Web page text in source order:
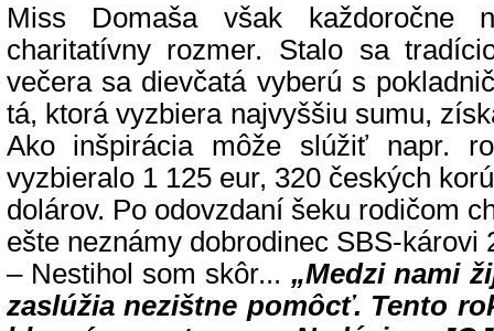
Miss Domaša však každoročne
charitatívny rozmer. Stalo sa
večera sa dievčatá vyberú s
tá, ktorá vyzbiera najvyššiu sumu,
Ako inšpirácia môže slúžiť napr.
vyzbieralo 1 125 eur, 320 českých
dolárov. Po odovzdaní šeku rodičom
ešte neznámy dobrodinec SBS-károvi
– Nestihol som skôr... „Medzi nami
zaslúžia nezištne pomôcť. Tento